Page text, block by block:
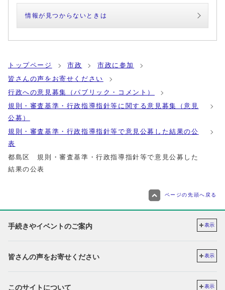
情報が見つからないときは
トップページ 市政
市政に参加
皆さんの声をお寄せください
行政への意見募集（パブリック・コメント）
規則・審査基準・行政指導指針等に関する意見募集（意見
公募）
規則・審査基準・行政指導指針等で意見公募した結果の公
表
都島区 規則・審査基準・行政指導指針等で意見公募した
結果の公表
ページの先頭へ戻る
手続きやイベントのご案内 表示
皆さんの声をお寄せください 表示
このサイトについて 表示